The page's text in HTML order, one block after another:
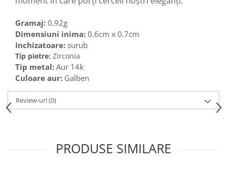
Gramaj: 0.92g
Dimensiuni inima: 0.6cm x 0.7cm
Inchizatoare: surub
Tip pietre: Zirconia
Tip metal: Aur 14k
Culoare aur: Galben
Review-uri(0)
PRODUSE SIMILARE